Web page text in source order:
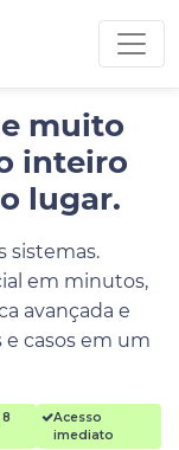
muito
inteiro
lugar.
sistemas.
em minutos,
avançada e
e casos em um
Acesso
imediato